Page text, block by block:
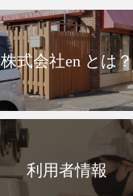
株式会社en とは？
利用者情報